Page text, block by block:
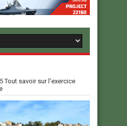
5Tout savoir sur l’exercice